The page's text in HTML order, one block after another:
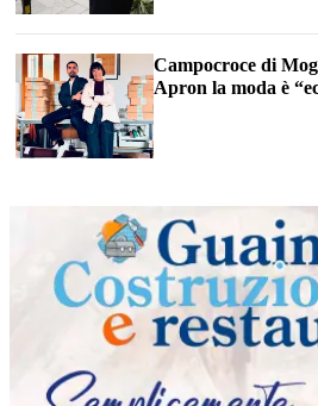
Campocroce di
Apron la moda è